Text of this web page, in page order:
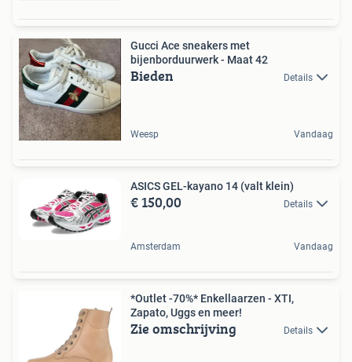
Gucci Ace sneakers met
bijenborduurwerk - Maat 42
Bieden Details
Weesp Vandaag
ASICS GEL-kayano 14 (valt klein)
€ 150,00 Details
Amsterdam Vandaag
*Outlet -70%* Enkellaarzen - XTI,
Zapato, Uggs en meer!
Zie omschrijving Details